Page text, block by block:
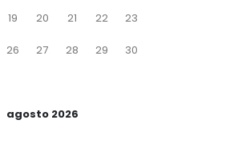
agosto 2026
19 20 21 22 23
26 27 28 29 30